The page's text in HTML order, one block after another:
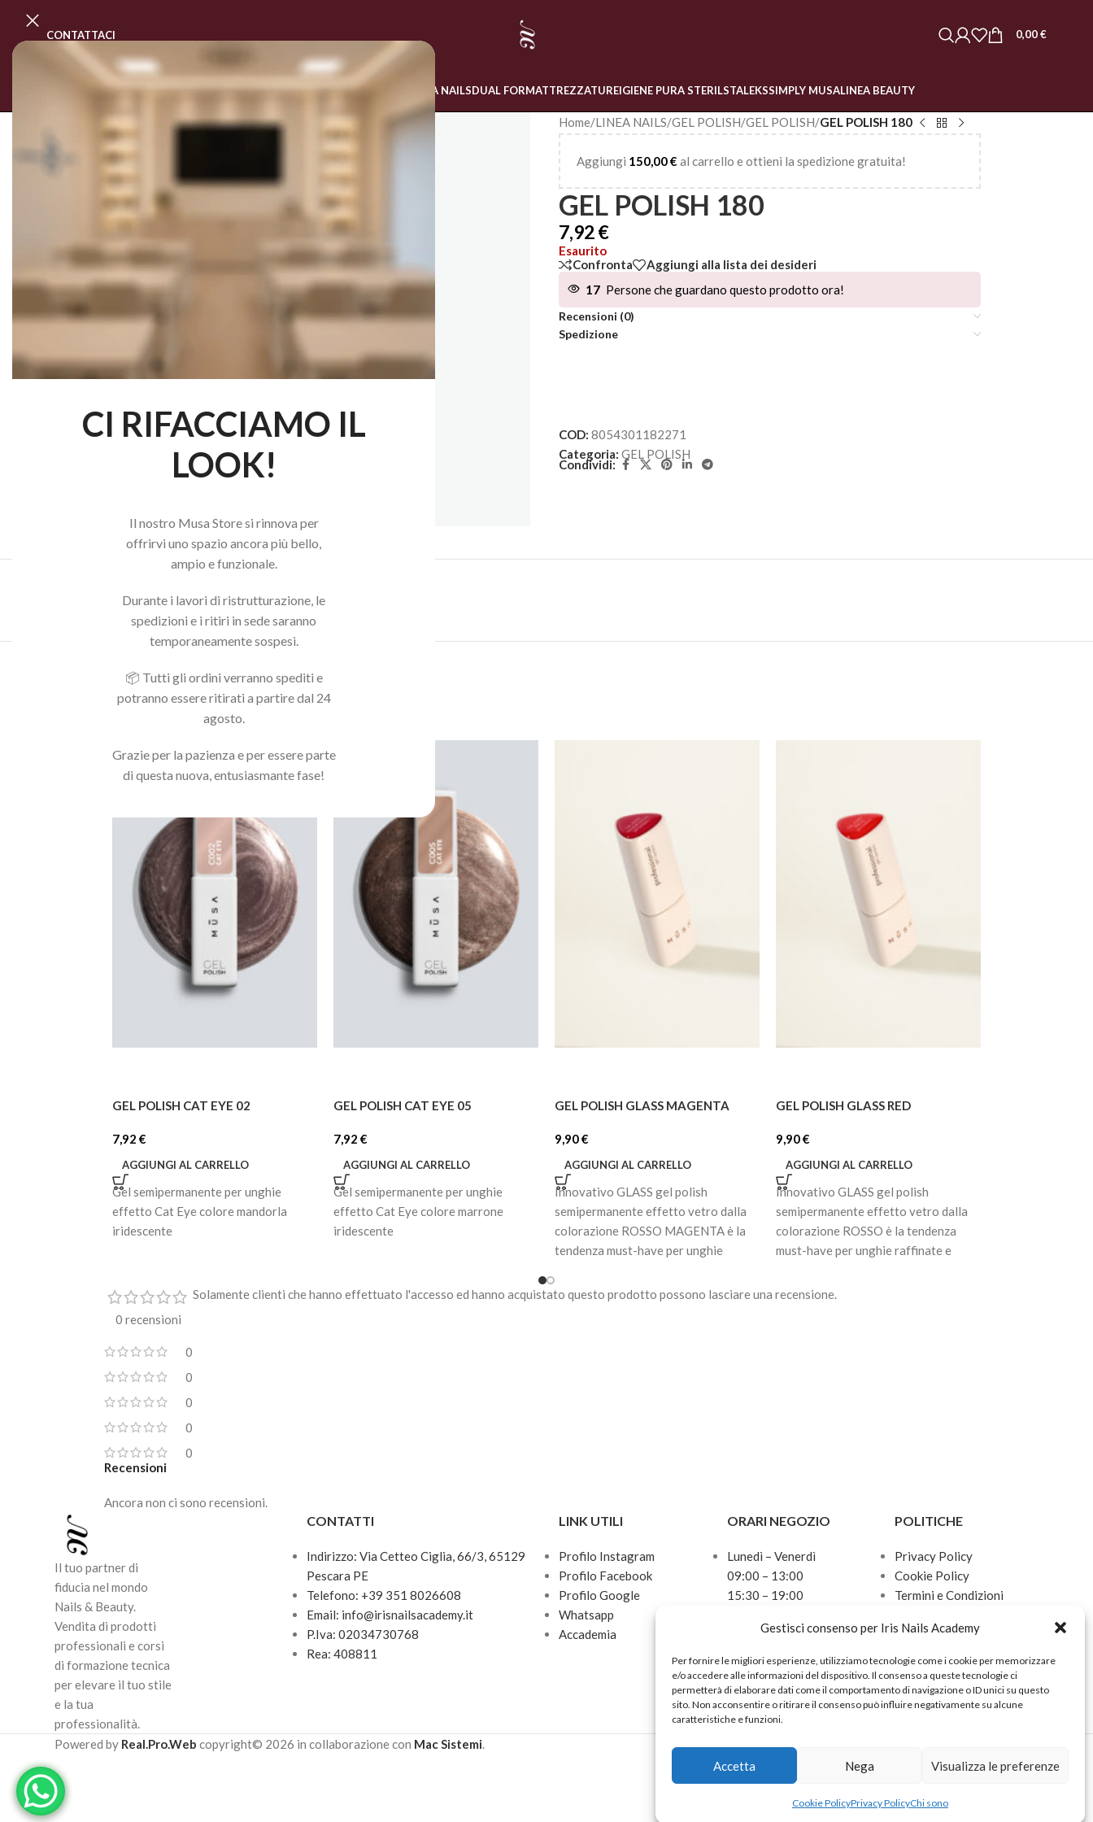
CI RIFACCIAMO IL
LOOK!
Il nostro Musa Store si rinnova per
offrirvi uno spazio ancora più bello,
ampio e funzionale.
Durante i lavori di ristrutturazione, le
spedizioni e i ritiri in sede saranno
temporaneamente sospesi.
📦 Tutti gli ordini verranno spediti e
potranno essere ritirati a partire dal 24
agosto.
Grazie per la pazienza e per essere parte
di questa nuova, entusiasmante fase!
Gestisci consenso per Iris Nails Academy
Per fornire le migliori esperienze, utilizziamo tecnologie come i cookie per memorizzare
e/o accedere alle informazioni del dispositivo. Il consenso a queste tecnologie ci
permetterà di elaborare dati come il comportamento di navigazione o ID unici su questo
sito. Non acconsentire o ritirare il consenso può influire negativamente su alcune
caratteristiche e funzioni.
Accetta Nega Visualizza le preferenze
Cookie PolicyPrivacy PolicyChi sono
CONTATTACI 0,00€
PROGRAMMA MASTER CLASSCORSI ONLINE LINEA NAILSDUAL FORMATTREZZATUREIGIENE PURA STERILSTALEKSSIMPLY MUSALINEA BEAUTY
Home/LINEA NAILS/GEL POLISH/GEL POLISH/GEL POLISH 180
Aggiungi 150,00€ al carrello e ottieni la spedizione gratuita!
GEL POLISH 180
7,92 €
Esaurito
Confronta
Aggiungi alla lista dei desideri
17 Persone che guardano questo prodotto ora!
Recensioni (0)
Spedizione
COD: 8054301182271
Categoria: GEL POLISH
Condividi:
Acquista il pacchetto e risparmia
Potrebbero interessarti anche...
GEL POLISH CAT EYE 02
7,92 €
AGGIUNGI AL CARRELLO
Gel semipermanente per unghie
effetto Cat Eye colore mandorla
iridescente
GEL POLISH CAT EYE 05
7,92 €
AGGIUNGI AL CARRELLO
Gel semipermanente per unghie
effetto Cat Eye colore marrone
iridescente
GEL POLISH GLASS MAGENTA
9,90€
AGGIUNGI AL CARRELLO
Innovativo GLASS gel polish
semipermanente effetto vetro dalla
colorazione ROSSO MAGENTA è la
tendenza must-have per unghie
GEL POLISH GLASS RED
9,90€
AGGIUNGI AL CARRELLO
Innovativo GLASS gel polish
semipermanente effetto vetro dalla
colorazione ROSSO è la tendenza
must-have per unghie raffinate e
0 recensioni
0
0
0
0
0
Recensioni
Ancora non ci sono recensioni.
Solamente clienti che hanno effettuato l'accesso ed hanno acquistato questo prodotto possono lasciare una recensione.
Il tuo partner di
fiducia nel mondo
Nails & Beauty.
Vendita di prodotti
professionali e corsi
di formazione tecnica
per elevare il tuo stile
e la tua
professionalità.
CONTATTI
Indirizzo: Via Cetteo Ciglia, 66/3, 65129
Pescara PE
Telefono: +39 351 8026608
Email: info@irisnailsacademy.it
P.Iva: 02034730768
Rea: 408811
LINK UTILI
Profilo Instagram
Profilo Facebook
Profilo Google
Whatsapp
Accademia
ORARI NEGOZIO
Lunedì – Venerdì
09:00 – 13:00
15:30 – 19:00
10:00 – 13:00
Domenica
Chiuso
POLITICHE
Privacy Policy
Cookie Policy
Termini e Condizioni
Powered by Real.Pro.Web copyright© 2026 in collaborazione con Mac Sistemi.